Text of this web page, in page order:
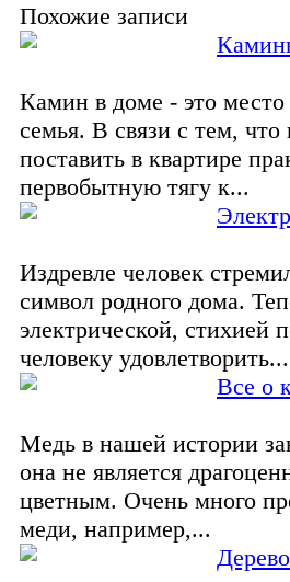
Похожие записи
Камин в доме - это место
семья. В связи с тем,
поставить в квартире
первобытную тягу к...
Издревле человек
символ родного дома.
электрической, стихией
человеку удовлетворить...
Все о
Медь в нашей истории
она не является
цветным. Очень много
меди, например,...